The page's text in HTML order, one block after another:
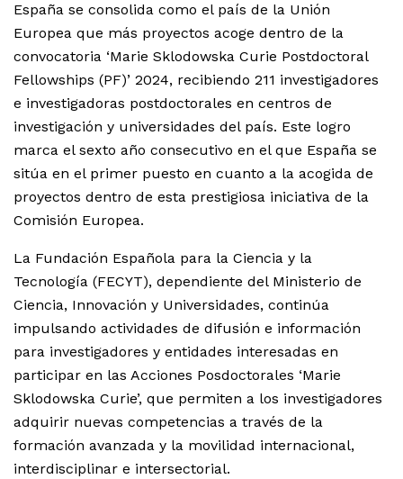
España se consolida como el país de la Unión
Europea que más proyectos acoge dentro de la
convocatoria ‘Marie Sklodowska Curie Postdoctoral
Fellowships (PF)’ 2024, recibiendo 211 investigadores
e investigadoras postdoctorales en centros de
investigación y universidades del país. Este logro
marca el sexto año consecutivo en el que España se
sitúa en el primer puesto en cuanto a la acogida de
proyectos dentro de esta prestigiosa iniciativa de la
Comisión Europea.
La Fundación Española para la Ciencia y la
Tecnología (FECYT), dependiente del Ministerio de
Ciencia, Innovación y Universidades, continúa
impulsando actividades de difusión e información
para investigadores y entidades interesadas en
participar en las Acciones Posdoctorales ‘Marie
Sklodowska Curie’, que permiten a los investigadores
adquirir nuevas competencias a través de la
formación avanzada y la movilidad internacional,
interdisciplinar e intersectorial.